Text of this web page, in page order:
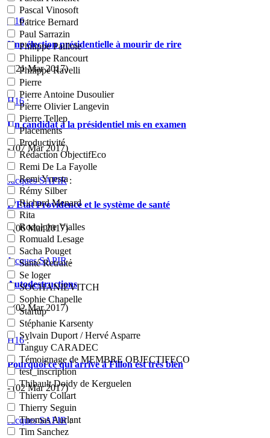
Pascal Vinosoft
Patrice Bernard
Paul Sarrazin
Philippe Paillole
Philippe Rancourt
Philippe Ravelli
Pierre
Pierre Antoine Dusoulier
Pierre Olivier Langevin
Pierre Tellep
Placements
Productivité
Rédaction ObjectifEco
Remi De La Fayolle
Remi Ynesta
Rémy Silber
Richard Menard
Rita
Rodolphe Vialles
Romuald Lesage
Sacha Pouget
Santé Retraite
Se loger
SOCHANIEVITCH
Sophie Chapelle
Startup
Stéphanie Karsenty
Sylvain Duport / Hervé Asparre
Tanguy CARADEC
Témoignage de MEMBRE OBJECTIFECO
test_inscription
Thibault Doidy de Kerguelen
Thierry Collart
Thierry Seguin
Thomas Aurlant
Tim Sanchez
H16:
Une élection présidentielle à mourir de rire
- (21 Mar 2017)
H16:
Un candidat à la présidentiel mis en examen
- (07 Mar 2017)
Jacques SAPIR:
L’Etat Providence et le système de santé
- (06 Mar 2017)
Jacques SAPIR:
Autodestructions
- (02 Mar 2017)
H16:
Pourquoi ce qui arrive à Fillon est très bien
- (02 Mar 2017)
Jacques SAPIR: